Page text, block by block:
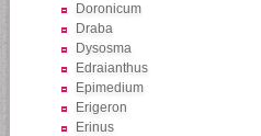
Doronicum
Draba
Dysosma
Edraianthus
Epimedium
Erigeron
Erinus